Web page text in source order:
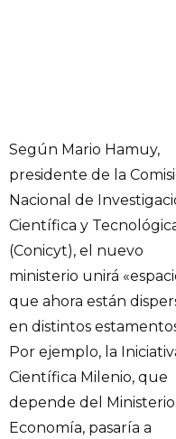
Según Mario Hamuy,
presidente de la
Nacional de
Científica y
(Conicyt), el nuevo
ministerio unirá
que ahora están
en distintos
Por ejemplo, la
Científica Milenio, que
depende del
Economía, pasaría a